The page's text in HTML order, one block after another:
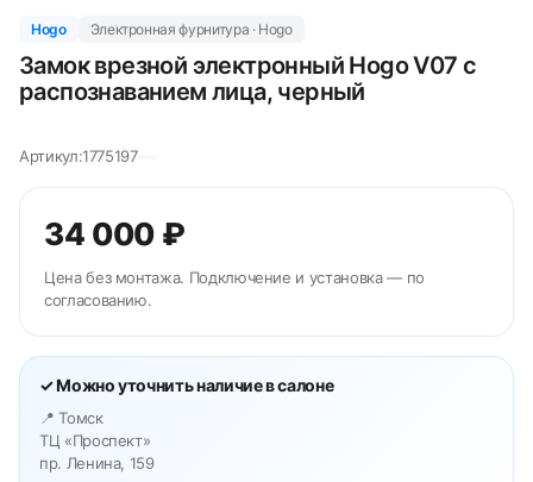
Hogo Электронная фурнитура · Hogo
Замок врезной электронный Hogo V07 с
распознаванием лица, черный
Артикул:1775197
34 000 ₽
Цена без монтажа. Подключение и установка — по
согласованию.
✓ Можно уточнить наличие в салоне
📍 Томск
ТЦ «Проспект»
пр. Ленина, 159